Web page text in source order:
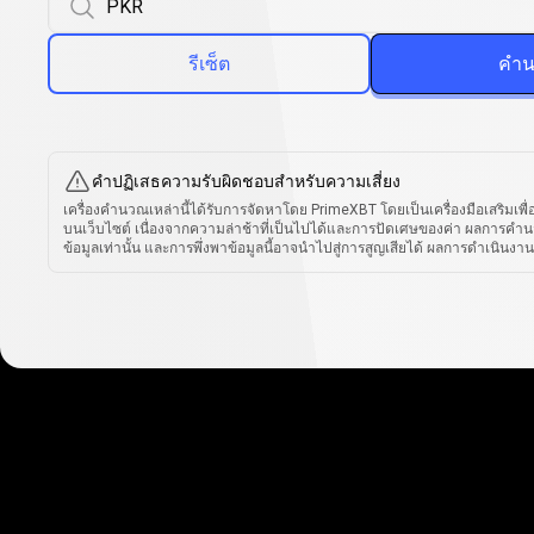
รีเซ็ต คำ
คำปฏิเสธความรับผิดชอบสำหรับความเสี่ยง
เครื่องคำนวณเหล่านี้ได้รับการจัดหาโดย PrimeXBT โดยเป็นเครื่องมือเสริ
บนเว็บไซต์ เนื่องจากความล่าช้าที่เป็นไปได้และการปัดเศษของค่า ผลการค
ข้อมูลเท่านั้น และการพึ่งพาข้อมูลนี้อาจนำไปสู่การสูญเสียได้ ผลการดำเนินง